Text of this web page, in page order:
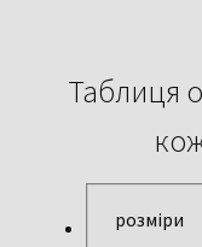
Таблиця
розміри